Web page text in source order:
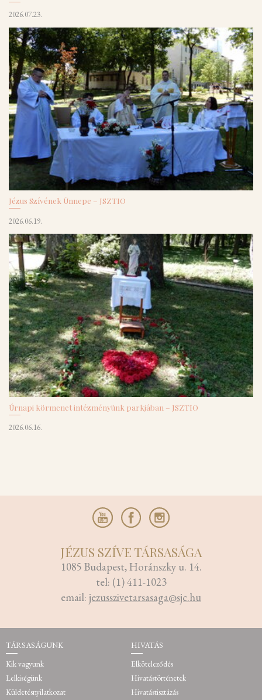
2026.07.23.
Jézus Szívének Ünnepe – JSZTIO
2026.06.19.
Úrnapi körmenet intézményünk parkjában – JSZTIO
2026.06.16.
JÉZUS SZÍVE TÁRSASÁGA
1085 Budapest, Horánszky u. 14.
tel: (1) 411-1023
email: jezusszivetarsasaga@sjc.hu
TÁRSASÁGUNK
Kik vagyunk
Lelkiségünk
Küldetésnyilatkozat
HIVATÁS
Elköteleződés
Hivatástörténetek
Hivatástisztázás